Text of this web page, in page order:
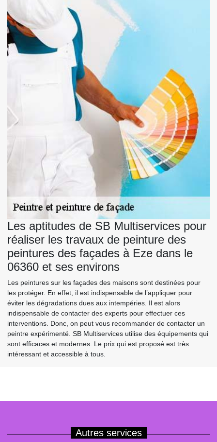
Les aptitudes de SB Multiservices pour
réaliser les travaux de peinture des
peintures des façades à Eze dans le
06360 et ses environs
Les peintures sur les façades des maisons sont destinées pour
les protéger. En effet, il est indispensable de l’appliquer pour
éviter les dégradations dues aux intempéries. Il est alors
indispensable de contacter des experts pour effectuer ces
interventions. Donc, on peut vous recommander de contacter un
peintre expérimenté. SB Multiservices utilise des équipements qui
sont efficaces et modernes. Le prix qui est proposé est très
intéressant et accessible à tous.
Autres services